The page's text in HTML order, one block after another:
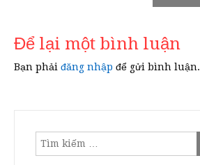
Để lại một bình luận
Bạn phải đăng nhập để gửi bình luận.
Tìm
kiếm